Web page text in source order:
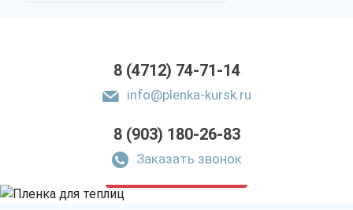
8 (4712) 74-71-14
info@plenka-kursk.ru
8 (903) 180-26-83
Заказать звонок
Пленка для теплиц
в Курске